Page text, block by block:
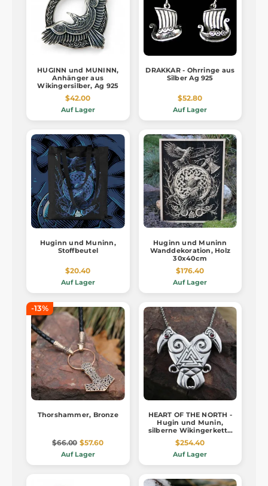
HUGINN und MUNINN,
Anhänger aus
Wikingersilber, Ag 925
$42.00
Auf Lager
DRAKKAR - Ohrringe aus
Silber Ag 925
$52.80
Auf Lager
Huginn und Muninn,
Stoffbeutel
$20.40
Auf Lager
Huginn und Muninn
Wanddekoration, Holz
30x40cm
$176.40
Auf Lager
-13%
Thorshammer, Bronze
$66.00 $57.60
Auf Lager
HEART OF THE NORTH -
Hugin und Munin,
silberne Wikingerkette
Ag 925 10g
$254.40
Auf Lager